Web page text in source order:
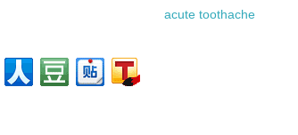
acute toothache